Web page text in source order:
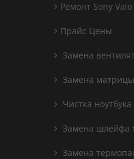
Ремонт Sony Vaio
Прайс Цены
Замена
Замена матрицы
Чистка
Замена шлейфа
Замена